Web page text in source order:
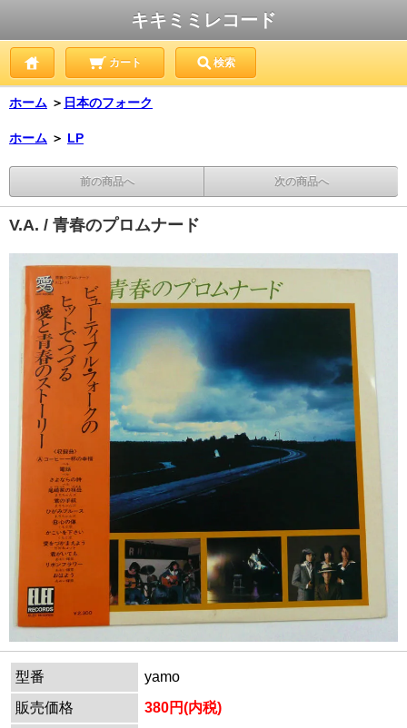
キキミミレコード
カート 検索
ホーム ＞ 日本のフォーク
ホーム ＞ LP
前の商品へ 次の商品へ
V.A. / 青春のプロムナード
型番
yamo
販売価格
380円(内税)